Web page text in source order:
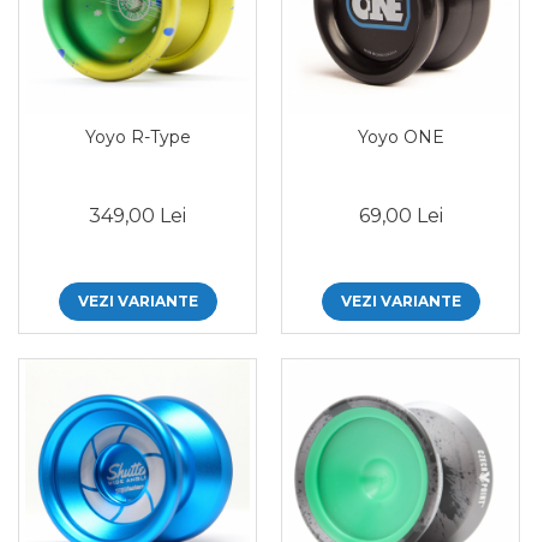
Yoyo R-Type
349,00 Lei
VEZI VARIANTE
Yoyo ONE
69,00 Lei
VEZI VARIANTE